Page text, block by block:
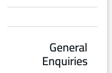
General
Enquiries